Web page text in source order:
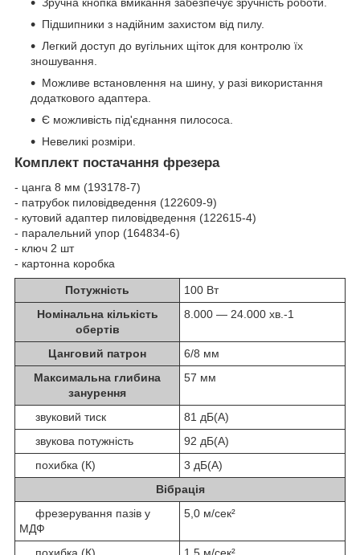
Підшипники з надійним захистом від пилу.
Легкий доступ до вугільних щіток для контролю їх
зношування.
Можливе встановлення на шину, у разі використання
додаткового адаптера.
Є можливість під'єднання пилососа.
Невеликі розміри.
Комплект постачання фрезера
- цанга 8 мм (193178-7)
- патрубок пиловідведення (122609-9)
- кутовий адаптер пиловідведення (122615-4)
- паралельний упор (164834-6)
- ключ 2 шт
- картонна коробка
Потужність
100 Вт
Номінальна кількість
обертів
8.000 — 24.000 хв. -1
Цанговий патрон
6/8 мм
Максимальна глибина
занурення
57 мм
звуковий тиск
81 дБ(А)
звукова потужність
92 дБ(А)
похибка (К)
3 дБ(А)
Вібрація
фрезерування пазів у
МДФ
5,0 м/сек²